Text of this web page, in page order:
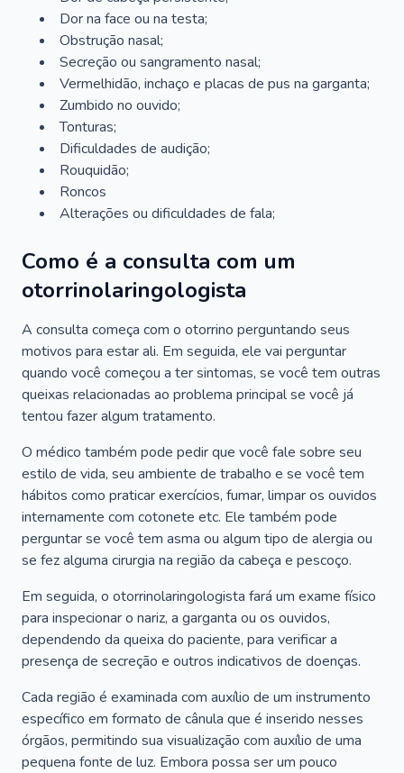
Dor na face ou na testa;
Obstrução nasal;
Secreção ou sangramento nasal;
Vermelhidão, inchaço e placas de pus na garganta;
Zumbido no ouvido;
Tonturas;
Dificuldades de audição;
Rouquidão;
Roncos
Alterações ou dificuldades de fala;
Como é a consulta com um
otorrinolaringologista
A consulta começa com o otorrino perguntando seus
motivos para estar ali. Em seguida, ele vai perguntar
quando você começou a ter sintomas, se você tem outras
queixas relacionadas ao problema principal se você já
tentou fazer algum tratamento.
O médico também pode pedir que você fale sobre seu
estilo de vida, seu ambiente de trabalho e se você tem
hábitos como praticar exercícios, fumar, limpar os ouvidos
internamente com cotonete etc. Ele também pode
perguntar se você tem asma ou algum tipo de alergia ou
se fez alguma cirurgia na região da cabeça e pescoço.
Em seguida, o otorrinolaringologista fará um exame físico
para inspecionar o nariz, a garganta ou os ouvidos,
dependendo da queixa do paciente, para verificar a
presença de secreção e outros indicativos de doenças.
Cada região é examinada com auxílio de um instrumento
específico em formato de cânula que é inserido nesses
órgãos, permitindo sua visualização com auxílio de uma
pequena fonte de luz. Embora possa ser um pouco